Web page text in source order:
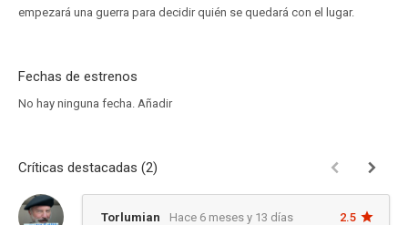
empezará una guerra para decidir quién se quedará con el lugar.
Fechas de estrenos
No hay ninguna fecha. Añadir
Críticas destacadas (2)
Torlumian Hace 6 meses y 13 días 2.5